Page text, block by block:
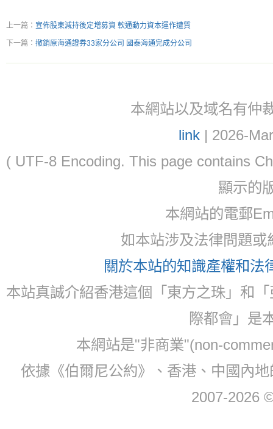
上一篇： 宣佈股東減持後定增募資 軟通動力資本運作遭質
下一篇： 撤銷原海通證券33家分公司 國泰海通完成分公司
本網站以及域名有仲
link| 2026-
( UTF-8 Encoding. This page contains
顯示的
本網站的電郵
如本站涉及法律問題
關於本站的知識產權和法
本站真誠介紹香港這個「東方之珠」和
際都會」是
本網站是"非商業"(non-
依據《伯爾尼公約》、香港、中國內
2007-2026